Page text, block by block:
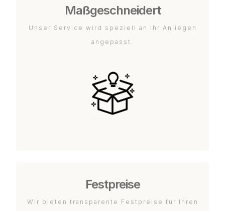
Maßgeschneidert
Unser Service wird speziell an Ihr Anliegen
angepasst.
Festpreise
Wir bieten transparente Festpreise für Ihren